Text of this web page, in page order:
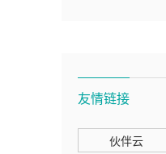
友情链接
伙伴云